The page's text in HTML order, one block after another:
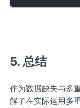
5. 总结
作为数据缺失与多
解了在实际运用多